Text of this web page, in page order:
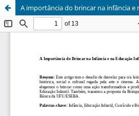
A importância do brincar na infância e